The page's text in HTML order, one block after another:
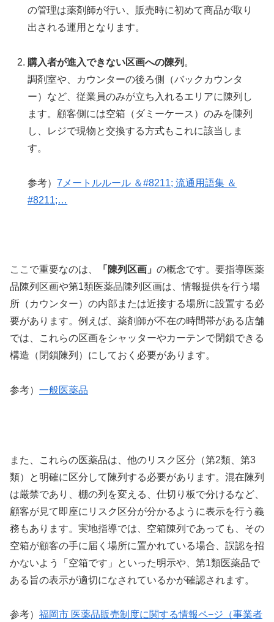
の管理は薬剤師が行い、販売時に初めて商品が取り
出される運用となります。
購入者が進入できない区画への陳列 。
調剤室や、カウンターの後ろ側（バックカウンタ
ー）など、従業員のみが立ち入れるエリアに陳列し
ます。顧客側には空箱（ダミーケース）のみを陳列
し、レジで現物と交換する方式もこれに該当しま
す。
参考）7メートルルール ＆#8211; 流通用語集 ＆
#8211;…
ここで重要なのは、 「陳列区画」 の概念です。要指導医薬
品陳列区画や第1類医薬品陳列区画は、情報提供を行う場
所（カウンター）の内部または近接する場所に設置する必
要があります。例えば、薬剤師が不在の時間帯がある店舗
では、これらの区画をシャッターやカーテンで閉鎖できる
構造（閉鎖陳列）にしておく必要があります。
参考） 一般医薬品
また、これらの医薬品は、他のリスク区分（第2類、第3
類）と明確に区分して陳列する必要があります。混在陳列
は厳禁であり、棚の列を変える、仕切り板で分けるなど、
顧客が見て即座にリスク区分が分かるように表示を行う義
務もあります。実地指導では、空箱陳列であっても、その
空箱が顧客の手に届く場所に置かれている場合、誤認を招
かないよう「空箱です」といった明示や、第1類医薬品で
ある旨の表示が適切になされているかが確認されます。
参考） 福岡市 医薬品販売制度に関する情報ペ−ジ（事業者